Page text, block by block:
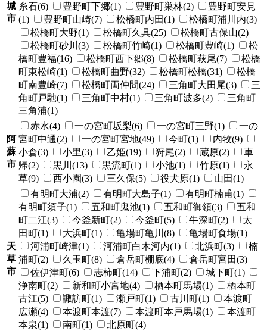
城
市
糸石(6)
豊野町下郷(1) 豊野町巣林(2)
豊野町安見
(1)
豊野町山崎(7) 松橋町内田(1)
松橋町浦川内(3)
松橋町大野(1)
松橋町久具(25)
松橋町古保山(2)
松橋町砂川(3)
松橋町竹崎(1) 松橋町豊崎(1)
松
橋町豊福(16)
松橋町西下郷(8) 松橋町萩尾(7)
松橋
町東松崎(1)
松橋町曲野(32) 松橋町松橋(31)
松橋
町南豊崎(7)
松橋町両仲間(24) 三角町大田尾(3)
三
角町戸馳(1)
三角町中村(1) 三角町波多(2)
三角町
三角浦(1)
阿
蘇
市
赤水(4) 一の宮町坂梨(6) 一の宮町三野(1)
一の
宮町中通(2)
一の宮町宮地(49) 今町(1)
内牧(9)
小倉(3)
小里(3) 乙姫(19) 狩尾(2) 蔵原(2)
車
帰(2)
黒川(13) 黒流町(1) 小池(1) 竹原(1)
永
草(9)
西小園(3) 三久保(5) 役犬原(1) 山田(1)
天
草
市
有明町大浦(2) 有明町大島子(1)
有明町楠甫(1)
有明町須子(1)
五和町鬼池(1) 五和町御領(3)
五和
町二江(3)
今釜新町(2) 今釜町(5) 牛深町(2)
太
田町(1)
大浜町(1) 亀場町亀川(8)
亀場町食場(1)
河浦町崎津(1)
河浦町白木河内(1) 北浜町(3)
楠
浦町(2)
久玉町(8) 倉岳町棚底(4)
倉岳町宮田(3)
佐伊津町(6)
志柿町(14) 下浦町(2)
城下町(1)
浄南町(2)
新和町小宮地(4) 栖本町馬場(1)
栖本町
古江(5)
諏訪町(1) 瀬戸町(1) 古川町(1)
本渡町
広瀬(4)
本渡町本渡(7) 本渡町本戸馬場(1)
本渡町
本泉(1)
南町(1)
北原町(4)